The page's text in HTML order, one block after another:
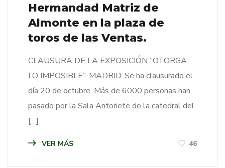
Hermandad Matriz de
Almonte en la plaza de
toros de las Ventas.
CLAUSURA DE LA EXPOSICIÓN “OTORGA
LO IMPOSIBLE”. MADRID. Se ha clausurado el
día 20 de octubre. Más de 6000 personas han
pasado por la Sala Antoñete de la catedral del
[…]
VER MÁS 46